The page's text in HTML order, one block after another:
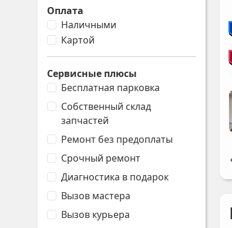
Оплата
Наличными
Картой
Сервисные плюсы
Бесплатная парковка
Собственный склад
запчастей
Ремонт без предоплаты
Срочный ремонт
Диагностика в подарок
Вызов мастера
Вызов курьера